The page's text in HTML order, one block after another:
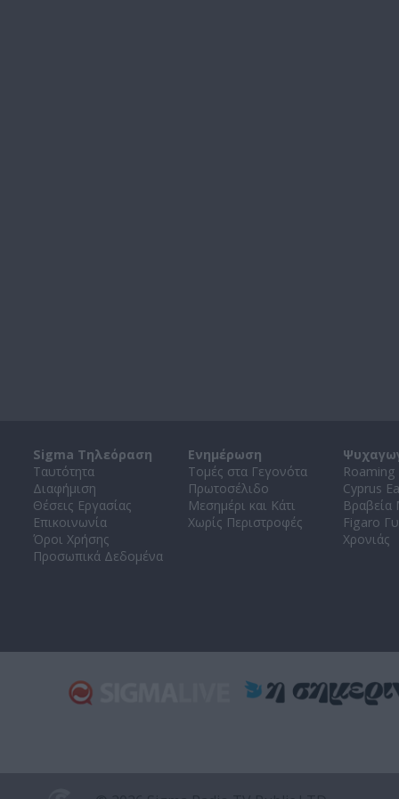
Sigma Τηλεόραση
Ταυτότητα
Διαφήμιση
Θέσεις Εργασίας
Επικοινωνία
Όροι Χρήσης
Προσωπικά Δεδομένα
Ενημέρωση
Τομές στα Γεγονότα
Πρωτοσέλιδο
Μεσημέρι και Κάτι
Χωρίς Περιστροφές
Roaming
Cyprus
Βραβεία
Figaro
Χρονιάς